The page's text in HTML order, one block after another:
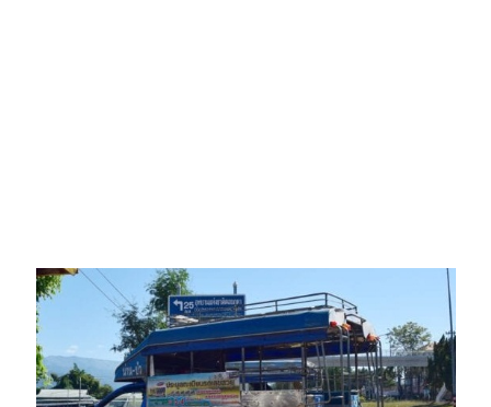
กรีนฮิลล์รีสอร์ท
ก๋างโต้งคอฟฟี่รีสอร์ท
ชมพูภูคารีสอร์ท